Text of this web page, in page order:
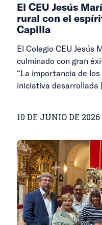
El CEU Jesús
rural con el
Capilla
El Colegio CEU Jesús
culminado con gran
“La importancia de
iniciativa desarrollada
10 DE JUNIO DE 2026